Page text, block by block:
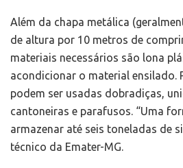
Além da chapa metálica
de altura por 10 metros de
materiais necessários são lona
acondicionar o material ensilado.
podem ser usadas dobradiças,
cantoneiras e parafusos. “Uma
armazenar até seis toneladas de
técnico da Emater-MG.